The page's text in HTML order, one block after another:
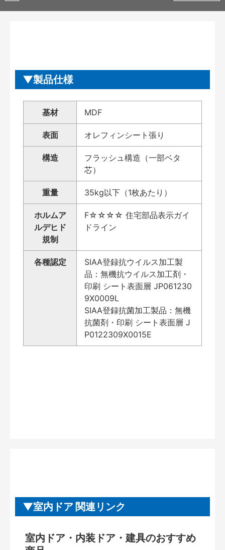
製品仕様
基材 MDF
表面 オレフィンシート張り
構造
フラッシュ構造（一部ベタ
芯）
重量 35kg以下（1枚あたり）
ホルムア
ルデヒド
規制
F☆☆☆☆ 住宅部品表示ガイ
ドライン
各種認定
SIAA登録抗ウイルス加工製
品：無機抗ウイルス加工剤・
印刷 シート表面層 JP061230
9X0009L
SIAA登録抗菌加工製品：無機
抗菌剤・印刷 シート表面層 J
P0122309X0015E
室内ドア 関連リンク
室内ドア・内装ドア・建具のおすすめ